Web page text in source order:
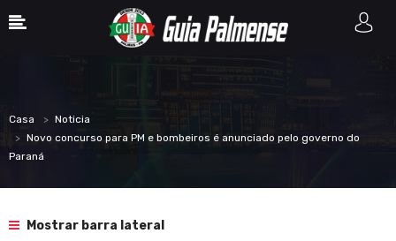
Casa
Noticia
Novo concurso para PM e bombeiros é anunciado pelo governo do
Paraná
Mostrar barra lateral